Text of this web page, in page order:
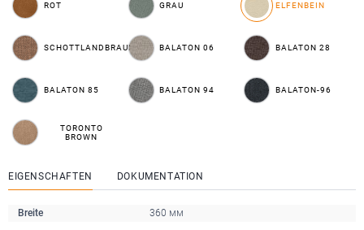
ROT GRAU ELFENBEIN
SCHOTTLANDBRAUN BALATON 06 BALATON 28
BALATON 85 BALATON 94 BALATON-96
TORONTO
BROWN
EIGENSCHAFTEN DOKUMENTATION
Breite 360 мм